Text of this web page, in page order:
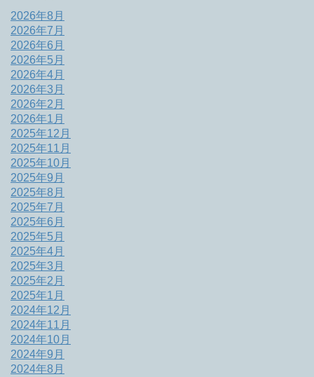
2026年8月
2026年7月
2026年6月
2026年5月
2026年4月
2026年3月
2026年2月
2026年1月
2025年12月
2025年11月
2025年10月
2025年9月
2025年8月
2025年7月
2025年6月
2025年5月
2025年4月
2025年3月
2025年2月
2025年1月
2024年12月
2024年11月
2024年10月
2024年9月
2024年8月